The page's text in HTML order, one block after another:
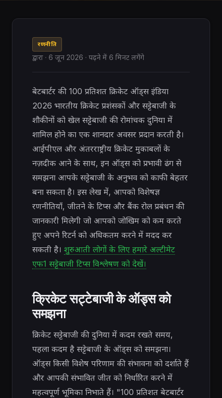
रणनीति
द्वारा · 6 जून 2026 · पढ़ने में 6 मिनट लगेंगे
बेटबार्टर की 100 प्रतिशत क्रिकेट ऑड्स इंडिया
2026 भारतीय क्रिकेट प्रशंसकों और सट्टेबाजी के
शौकीनों को खेल सट्टेबाजी की रोमांचक दुनिया में
शामिल होने का एक शानदार अवसर प्रदान करती है।
आईपीएल और अंतरराष्ट्रीय क्रिकेट मुकाबलों के
नज़दीक आने के साथ, इन ऑड्स को प्रभावी ढंग से
समझना आपके सट्टेबाजी के अनुभव को काफी बेहतर
बना सकता है। इस लेख में, आपको विशेषज्ञ
रणनीतियाँ, जीतने के टिप्स और बैंक रोल प्रबंधन की
जानकारी मिलेगी जो आपको जोखिम को कम करते
हुए अपने रिटर्न को अधिकतम करने में मदद कर
सकती है। शुरुआती लोगों के लिए हमारे अल्टीमेट
एफ1 सट्टेबाजी टिप्स विश्लेषण को देखें।
क्रिकेट सट्टेबाजी के ऑड्स को
समझना
क्रिकेट सट्टेबाजी की दुनिया में कदम रखते समय,
पहला कदम है सट्टेबाजी के ऑड्स को समझना।
ऑड्स किसी विशेष परिणाम की संभावना को दर्शाते हैं
और आपकी संभावित जीत को निर्धारित करने में
महत्वपूर्ण भूमिका निभाते हैं। "100 प्रतिशत बेटबार्टर